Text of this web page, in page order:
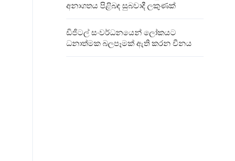
අනාගතය පිළිබඳ සුබවාදී ලකුණක්
ඩිජිටල් සංවර්ධනයෙන් ලෝකයට
ධනාත්මක බලපෑමක් ඇති කරන චීනය